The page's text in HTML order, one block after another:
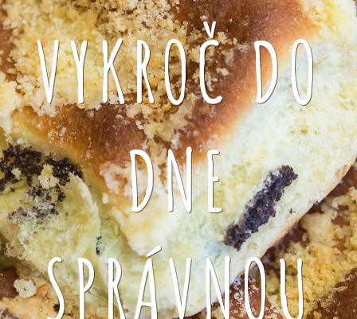
VYKROČ DO
DNE
SPRÁVNOU